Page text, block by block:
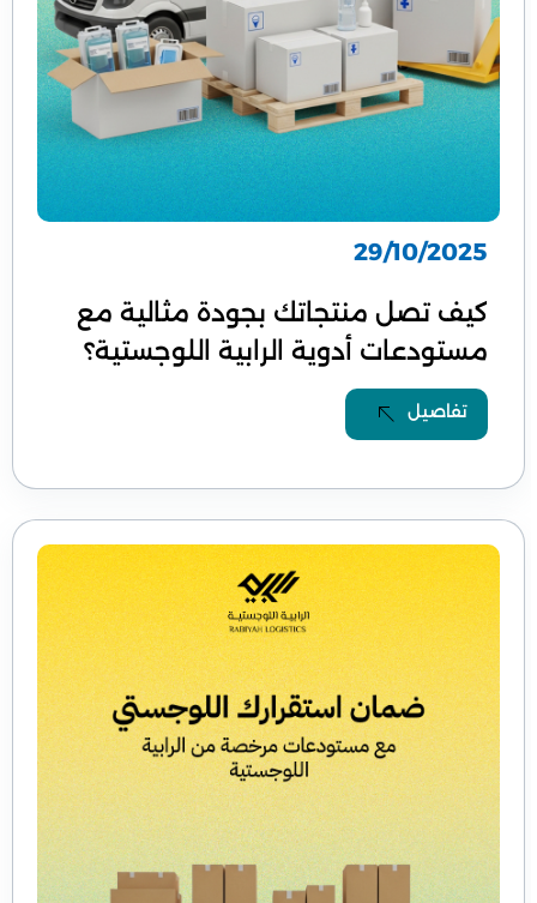
29/10/2025
كيف تصل منتجاتك بجودة مثالية مع
مستودعات أدوية الرابية اللوجستية؟
تفاصيل